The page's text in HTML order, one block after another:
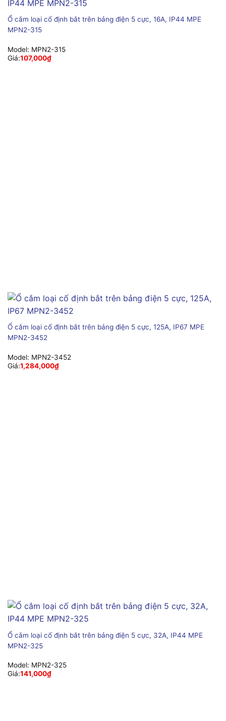
Ổ cắm loại cố định bắt trên bảng điện 5 cực, 16A, IP44 MPE
MPN2-315
Model: MPN2-315
Giá:107,000₫
Ổ cắm loại cố định bắt trên bảng điện 5 cực, 125A, IP67 MPE
MPN2-3452
Model: MPN2-3452
Giá:1,284,000₫
Ổ cắm loại cố định bắt trên bảng điện 5 cực, 32A, IP44 MPE
MPN2-325
Model: MPN2-325
Giá:141,000₫